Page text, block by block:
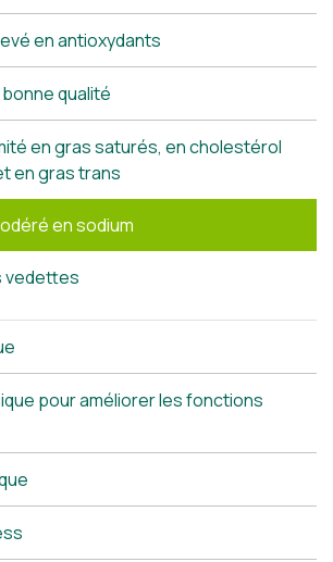
en antioxydants
qualité
en gras saturés, en cholestérol
en gras trans
en sodium
vedettes
pour améliorer les fonctions